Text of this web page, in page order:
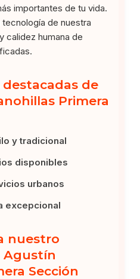
importantes de tu vida.
de nuestra
calidez humana de
de
Primera
y tradicional
disponibles
urbanos
excepcional
nuestro
Agustín
Sección